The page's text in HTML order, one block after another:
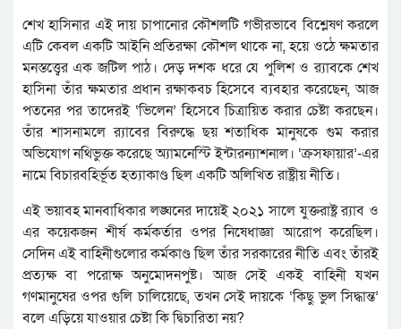
শেখ হাসিনার এই দায় চাপানোর কৌশলটি গভীরভাবে বিশ্লেষণ করলে
এটি কেবল একটি আইনি প্রতিরক্ষা কৌশল থাকে না, হয়ে ওঠে ক্ষমতার
মনস্তত্ত্বের এক জটিল পাঠ। দেড় দশক ধরে যে পুলিশ ও র‍্যাবকে শেখ
হাসিনা তাঁর ক্ষমতার প্রধান রক্ষাকবচ হিসেবে ব্যবহার করেছেন, আজ
পতনের পর তাদেরই ‘ভিলেন’ হিসেবে চিত্রায়িত করার চেষ্টা করছেন।
তাঁর শাসনামলে র‍্যাবের বিরুদ্ধে ছয় শতাধিক মানুষকে গুম করার
অভিযোগ নথিভুক্ত করেছে অ্যামনেস্টি ইন্টারন্যাশনাল। ‘ক্রসফায়ার’-এর
নামে বিচারবহির্ভূত হত্যাকাণ্ড ছিল একটি অলিখিত রাষ্ট্রীয় নীতি।
এই ভয়াবহ মানবাধিকার লঙ্ঘনের দায়েই ২০২১ সালে যুক্তরাষ্ট্র র‍্যাব ও
এর কয়েকজন শীর্ষ কর্মকর্তার ওপর নিষেধাজ্ঞা আরোপ করেছিল।
সেদিন এই বাহিনীগুলোর কর্মকাণ্ড ছিল তাঁর সরকারের নীতি এবং তাঁরই
প্রত্যক্ষ বা পরোক্ষ অনুমোদনপুষ্ট। আজ সেই একই বাহিনী যখন
গণমানুষের ওপর গুলি চালিয়েছে, তখন সেই দায়কে ‘কিছু ভুল সিদ্ধান্ত’
বলে এড়িয়ে যাওয়ার চেষ্টা কি দ্বিচারিতা নয়?